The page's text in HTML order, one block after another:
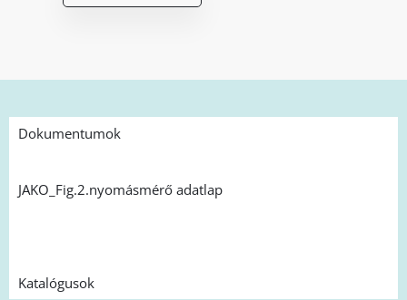
Dokumentumok
JAKO_Fig.2.nyomásmérő adatlap
Katalógusok